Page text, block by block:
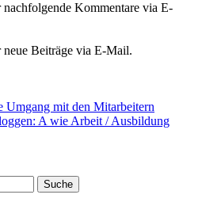
Kommentare via E-
Beiträge via E-Mail.
Umgang mit den Mitarbeitern
A wie Arbeit / Ausbildung